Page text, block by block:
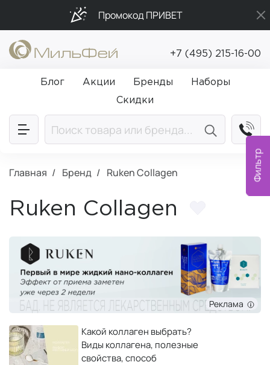
Фильтр
Промокод ПРИВЕТ
Бесплатная доставка от 5 000₽
Подарки в каждый заказ от 5 000₽
+7 (495) 215-16-00
Блог Акции Бренды
Наборы
Скидки
Главная Бренд Ruken Collagen
Ruken Collagen
Реклама
Какой коллаген выбрать?
Виды коллагена, полезные
свойства, способ